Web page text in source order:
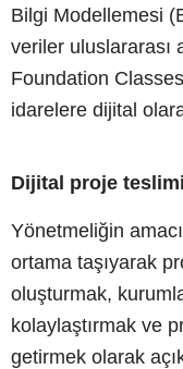
Bilgi Modellemesi
veriler uluslararası
Foundation
idarelere dijital
Dijital proje
Yönetmeliğin
ortama taşıyarak
oluşturmak,
kolaylaştırmak ve
getirmek olarak